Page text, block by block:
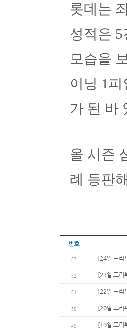
롯데는
성적은 5
모습을
이닝 1
가 된 바
올 시즌
례 등판
번호
53 [24일 프리
52 [23일 프리
51 [22일 프리
50 [20일 프리
49 [19일 프리